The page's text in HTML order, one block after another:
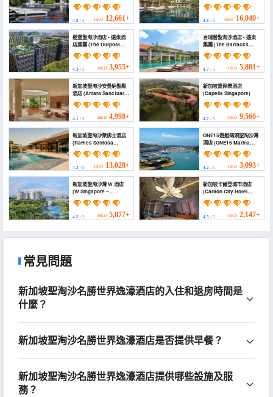
Villas)
4.8 / 5 HKD 12,661+
Singapore)
4.8/ 5 HKD 16,040+
遨堡聖淘沙酒店 - 遠東酒
店集團 (The Outpost
Hotel Sentosa by Far
East Hospitality)
4.3 / 5 HKD 3,955+
百瑞營聖淘沙酒店 - 遠東
集團 (The Barracks
Hotel Sentosa by Far
East Hospitality)
4.7/ 5 HKD 5,881+
新加坡聖淘沙安曼納聖殿
酒店 (Amara Sanctuary
Sentosa)
4.1 / 5 HKD 4,998+
新加坡嘉佩樂酒店
(Capella Singapore)
4.7/ 5 HKD 9,560+
新加坡聖淘沙萊佛士酒店
(Raffles Sentosa
Singapore)
4.3 / 5 HKD 13,028+
ONE15遊艇碼頭聖淘沙灣
酒店 (ONE15 Marina
Hotel Sentosa Cove)
4.2/ 5 HKD 3,093+
新加坡聖淘沙灣 W 酒店
(W Singapore –
Sentosa Cove)
4.5 / 5 HKD 5,877+
新加坡卡爾登城市酒店
(Carlton City Hotel
Singapore)
4.5/ 5 HKD 2,147+
常見問題
新加坡聖淘沙名勝世界逸濠酒店的入住和退房時間是
什麼？
新加坡聖淘沙名勝世界逸濠酒店是否提供早餐？
新加坡聖淘沙名勝世界逸濠酒店提供哪些設施及服
務？